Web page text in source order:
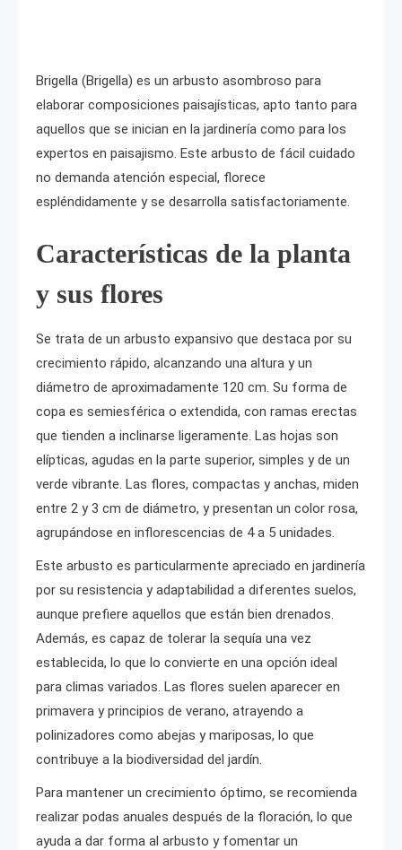
Brigella (Brigella) es un arbusto asombroso para
elaborar composiciones paisajísticas, apto tanto para
aquellos que se inician en la jardinería como para los
expertos en paisajismo. Este arbusto de fácil cuidado
no demanda atención especial, florece
espléndidamente y se desarrolla satisfactoriamente.
Características de la planta
y sus flores
Se trata de un arbusto expansivo que destaca por su
crecimiento rápido, alcanzando una altura y un
diámetro de aproximadamente 120 cm. Su forma de
copa es semiesférica o extendida, con ramas erectas
que tienden a inclinarse ligeramente. Las hojas son
elípticas, agudas en la parte superior, simples y de un
verde vibrante. Las flores, compactas y anchas, miden
entre 2 y 3 cm de diámetro, y presentan un color rosa,
agrupándose en inflorescencias de 4 a 5 unidades.
Este arbusto es particularmente apreciado en jardinería
por su resistencia y adaptabilidad a diferentes suelos,
aunque prefiere aquellos que están bien drenados.
Además, es capaz de tolerar la sequía una vez
establecida, lo que lo convierte en una opción ideal
para climas variados. Las flores suelen aparecer en
primavera y principios de verano, atrayendo a
polinizadores como abejas y mariposas, lo que
contribuye a la biodiversidad del jardín.
Para mantener un crecimiento óptimo, se recomienda
realizar podas anuales después de la floración, lo que
ayuda a dar forma al arbusto y fomentar un